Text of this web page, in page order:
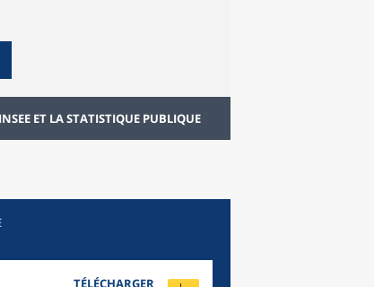
ET LA STATISTIQUE PUBLIQUE
TÉLÉCHARGER